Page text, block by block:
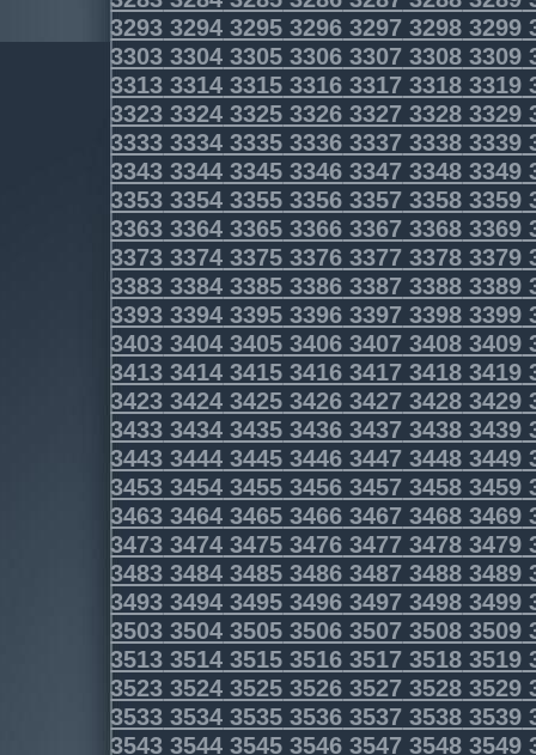
3293 3294 3295 3296 3297 3298 3299
3303 3304 3305 3306 3307 3308 3309
3313 3314 3315 3316 3317 3318 3319
3323 3324 3325 3326 3327 3328 3329
3333 3334 3335 3336 3337 3338 3339
3343 3344 3345 3346 3347 3348 3349
3353 3354 3355 3356 3357 3358 3359
3363 3364 3365 3366 3367 3368 3369
3373 3374 3375 3376 3377 3378 3379
3383 3384 3385 3386 3387 3388 3389
3393 3394 3395 3396 3397 3398 3399
3403 3404 3405 3406 3407 3408 3409
3413 3414 3415 3416 3417 3418 3419
3423 3424 3425 3426 3427 3428 3429
3433 3434 3435 3436 3437 3438 3439
3443 3444 3445 3446 3447 3448 3449
3453 3454 3455 3456 3457 3458 3459
3463 3464 3465 3466 3467 3468 3469
3473 3474 3475 3476 3477 3478 3479
3483 3484 3485 3486 3487 3488 3489
3493 3494 3495 3496 3497 3498 3499
3503 3504 3505 3506 3507 3508 3509
3513 3514 3515 3516 3517 3518 3519
3523 3524 3525 3526 3527 3528 3529
3533 3534 3535 3536 3537 3538 3539
3543 3544 3545 3546 3547 3548 3549